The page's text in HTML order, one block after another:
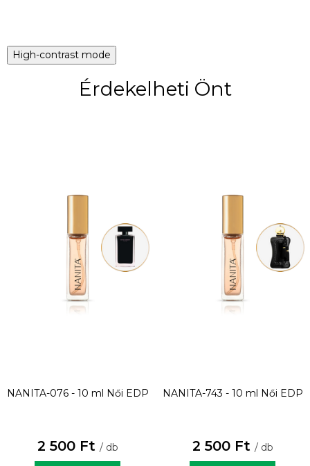
High-contrast mode
Érdekelheti Önt
NANITA-076 - 10 ml Női EDP
2 500 Ft / db
NANITA-743 - 10 ml Női EDP
2 500 Ft / db